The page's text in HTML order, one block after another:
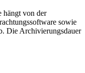
hängt von der
sowie
Die Archivierungsdauer